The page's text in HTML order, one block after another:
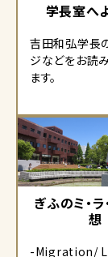
学長室へ
吉田和弘学長
ジなどをお読
ます。
ぎふのミ・ラ
想
-Migration/